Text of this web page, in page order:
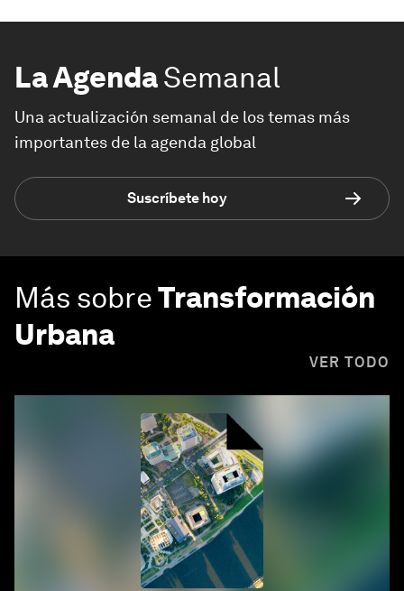
La AgendaSemanal
Una actualización semanal de los temas más
importantes de la agenda global
Suscríbete hoy
Más sobreTransformación
Urbana
VER TODO